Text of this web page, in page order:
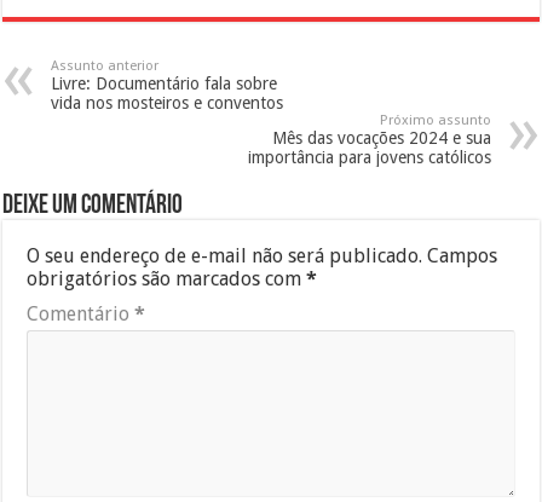
Assunto anterior
Livre: Documentário fala sobre
vida nos mosteiros e conventos
Próximo assunto
Mês das vocações 2024 e sua
importância para jovens católicos
Deixe um comentário
O seu endereço de e-mail não será publicado. Campos
obrigatórios são marcados com*
Comentário*